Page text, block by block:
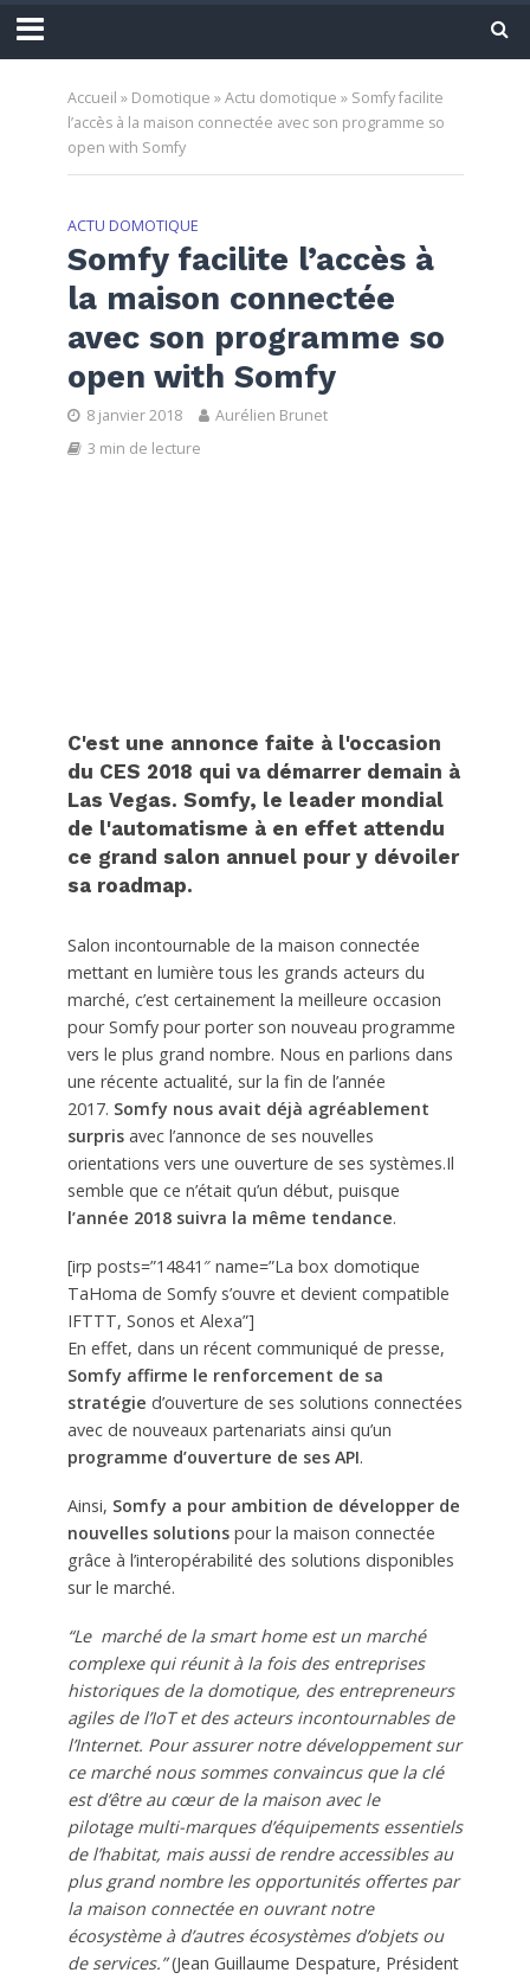
Accueil » Domotique »Actu domotique » Somfy facilite
l’accès à la maison connectée avec son programme so
open with Somfy
ACTU DOMOTIQUE
Somfy facilite l’accès à
la maison connectée
avec son programme so
open with Somfy
8 janvier 2018
Aurélien Brunet
3 min de lecture
C'est une annonce faite à l'occasion
du CES 2018 qui va démarrer demain à
Las Vegas. Somfy, le leader mondial
de l'automatisme à en effet attendu
ce grand salon annuel pour y dévoiler
sa roadmap.
Salon incontournable de la maison connectée
mettant en lumière tous les grands acteurs du
marché, c’est certainement la meilleure occasion
pour Somfy pour porter son nouveau programme
vers le plus grand nombre. Nous en parlions dans
une récente actualité, sur la fin de l’année
2017. Somfy nous avait déjà agréablement
surprisavec l’annonce de ses nouvelles
orientations vers une ouverture de ses systèmes.Il
semble que ce n’était qu’un début, puisque
l’année 2018 suivra la même tendance.
[irp posts=”14841″ name=”La box domotique
TaHoma de Somfy s’ouvre et devient compatible
IFTTT, Sonos et Alexa”]
En effet, dans un récent communiqué de presse,
Somfy affirme le renforcement de sa
stratégie d’ouverture de ses solutions connectées
avec de nouveaux partenariats ainsi qu’un
programme d’ouverture de ses API.
Ainsi, Somfy a pour ambition de développer de
nouvelles solutionspour la maison connectée
grâce à l’interopérabilité des solutions disponibles
sur le marché.
“Le marché de la smart home est un marché
complexe qui réunit à la fois des entreprises
historiques de la domotique, des entrepreneurs
agiles de l’IoT et des acteurs incontournables de
l’Internet. Pour assurer notre développement sur
ce marché nous sommes convaincus que la clé
est d’être au cœur de la maison avec le
pilotage multi-marques d’équipements essentiels
de l’habitat, mais aussi de rendre accessibles au
plus grand nombre les opportunités offertes par
la maison connectée en ouvrant notre
écosystème à d’autres écosystèmes d’objets ou
de services.”(Jean Guillaume Despature, Président